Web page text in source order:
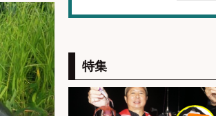
須/残業なし
会社名 株式会社天龍
sponsored
特集